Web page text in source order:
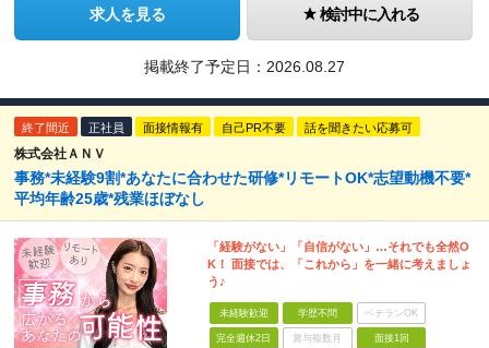
求人を見る 検討中に入れる
掲載終了予定日： 2026.08.27
終了間近 正社員 面接情報有 自己PR不要 話を聞きたい応募可
株式会社ＡＮＶ
事務*未経験9割*あなたに合わせた研修*リモートOK*志望動機不要*
平均年齢25歳*残業ほぼなし
「経験がない」「自信がない」…それでも全然O
K！ 面接では、「これから」を一緒に考えましょ
う♪
未経験歓迎 学歴不問 ベテランOK
完全週休2日 賞与複数月 面接1回